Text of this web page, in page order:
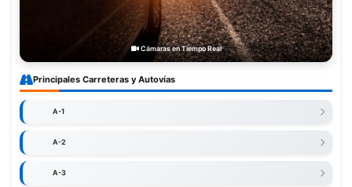
Cámaras en Tiempo Real
Principales Carreteras y Autovías
A-1
A-2
A-3